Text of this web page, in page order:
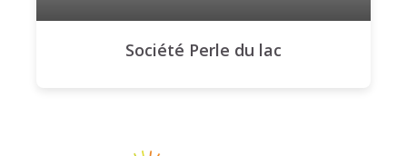
Société Perle du lac